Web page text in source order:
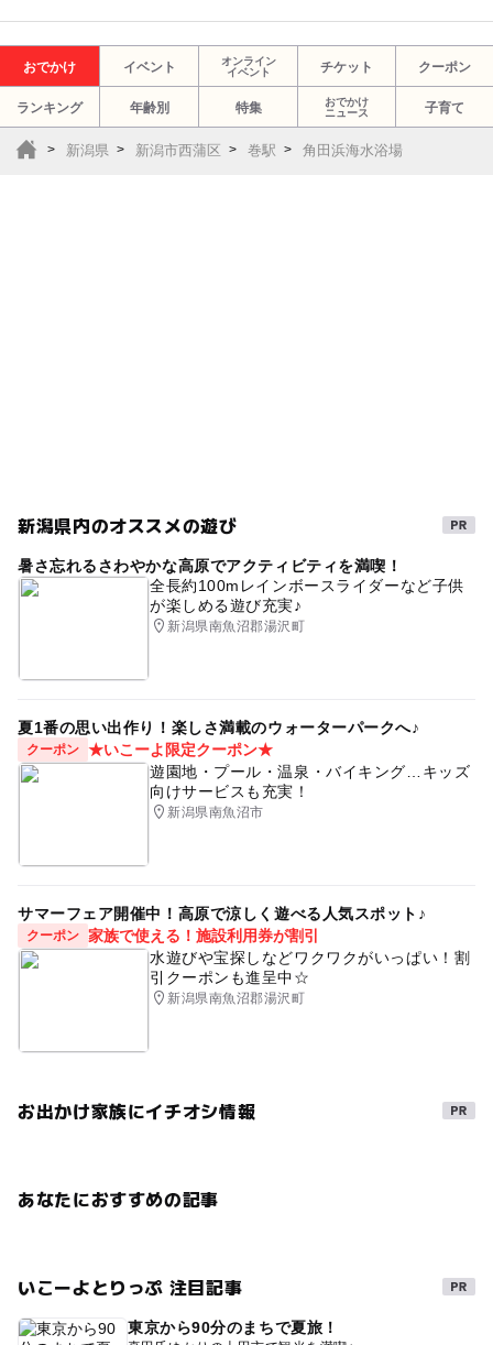
おでかけ イベント
オンライン
イベント
チケット クーポン
ランキング 年齢別 特集
おでかけ
ニュース
子育て
新潟県 新潟市西蒲区 巻駅 角田浜海水浴場
新潟県内のオススメの遊び
暑さ忘れるさわやかな高原でアクティビティを満喫！
全長約100mレインボースライダーなど子供
が楽しめる遊び充実♪
新潟県南魚沼郡湯沢町
夏1番の思い出作り！楽しさ満載のウォーターパークへ♪
クーポン ★いこーよ限定クーポン★
遊園地・プール・温泉・バイキング…キッズ
向けサービスも充実！
新潟県南魚沼市
サマーフェア開催中！高原で涼しく遊べる人気スポット♪
クーポン 家族で使える！施設利用券が割引
水遊びや宝探しなどワクワクがいっぱい！割
引クーポンも進呈中☆
新潟県南魚沼郡湯沢町
お出かけ家族にイチオシ情報
あなたにおすすめの記事
いこーよとりっぷ 注目記事
東京から90分のまちで夏旅！